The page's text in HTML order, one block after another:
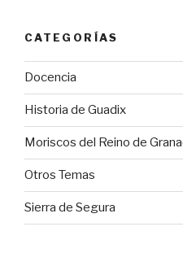
CATEGORÍAS
Docencia
Historia de Guadix
Moriscos del Reino de
Otros Temas
Sierra de Segura